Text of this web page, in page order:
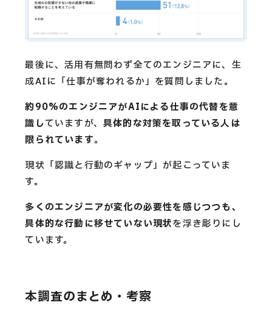
最後に、活用有無問わず全てのエンジニアに、生
成AIに「仕事が奪われるか」を質問しました。
約90%のエンジニアがAIによる仕事の代替を意
識していますが、具体的な対策を取っている人は
限られています。
現状「認識と行動のギャップ」が起こっていま
す。
多くのエンジニアが変化の必要性を感じつつも、
具体的な行動に移せていない現状を浮き彫りにし
ています。
本調査のまとめ・考察